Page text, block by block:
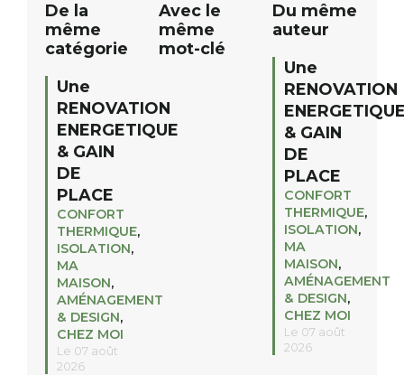
De la
même
catégorie
Une
RENOVATION
ENERGETIQUE
& GAIN
DE
PLACE
CONFORT
THERMIQUE,
ISOLATION,
MA
MAISON,
AMÉNAGEMENT
& DESIGN,
CHEZ MOI
Le 07 août
2026
Avec le
même
mot-clé
Du même
auteur
Une
RENOVATION
& GAIN
DE
PLACE
CONFORT
THERMIQUE,
ISOLATION,
MA
MAISON,
AMÉNAGEMENT
& DESIGN,
CHEZ MOI
Le 07 août
2026